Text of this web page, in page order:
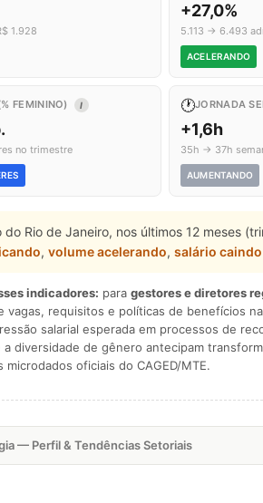
1.928
+27,0%
5.113 → 6.493
ACELERANDO
FEMININO) I
no trimestre
🕐JORNADA
+1,6h
35h → 37h
AUMENTANDO
do Rio de Janeiro, nos últimos 12 meses
, volume acelerando, salário caindo
indicadores: para gestores e diretores
vagas, requisitos e políticas de benefícios
salarial esperada em processos de
diversidade de gênero antecipam
microdados oficiais do CAGED/MTE.
— Perfil & Tendências Setoriais